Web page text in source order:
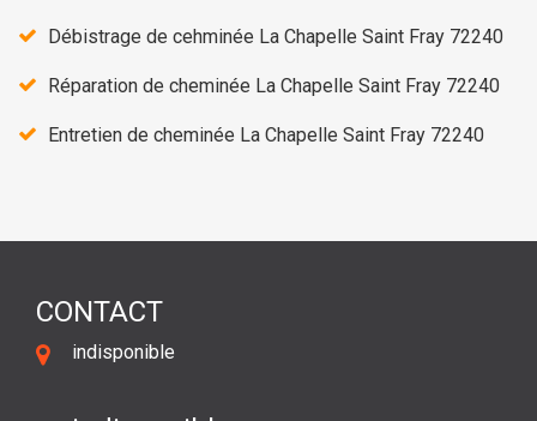
Débistrage de cehminée La Chapelle Saint Fray 72240
Réparation de cheminée La Chapelle Saint Fray 72240
Entretien de cheminée La Chapelle Saint Fray 72240
CONTACT
indisponible